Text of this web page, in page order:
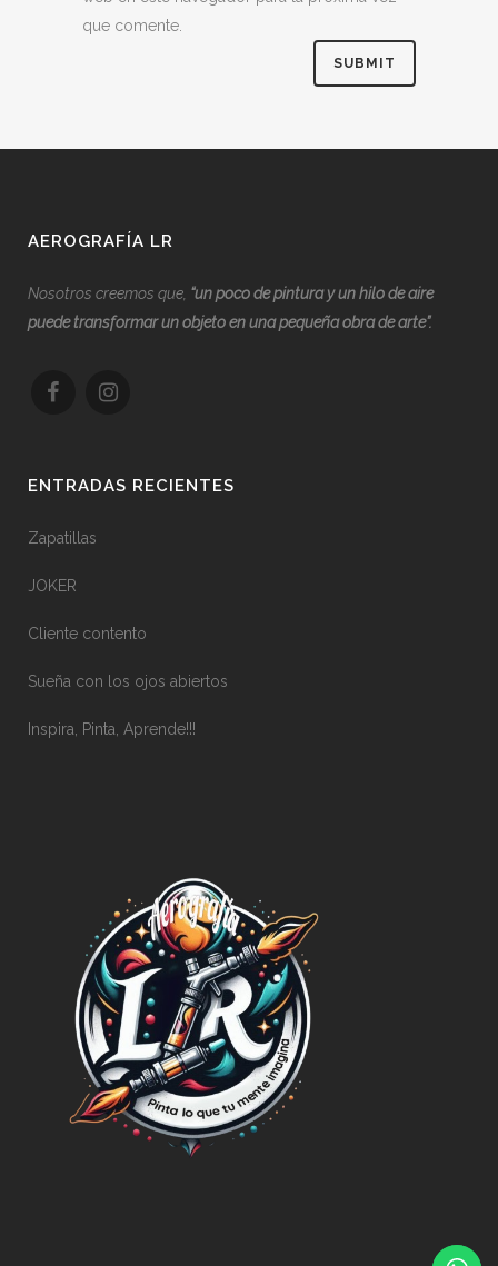
que comente.
AEROGRAFÍA LR
Nosotros creemos que, “un poco de pintura y un hilo de aire
puede transformar un objeto en una pequeña obra de arte”.
ENTRADAS RECIENTES
Zapatillas
JOKER
Cliente contento
Sueña con los ojos abiertos
Inspira, Pinta, Aprende!!!